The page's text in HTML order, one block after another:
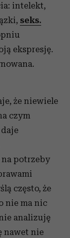
intelekt,
seks.
ekspresję.
że niewiele
czym
potrzeby
często, że
nie ma nic
analizuję
nawet nie